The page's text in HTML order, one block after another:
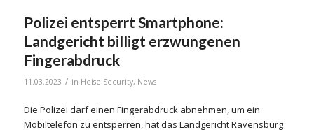
Polizei entsperrt Smartphone:
Landgericht billigt erzwungenen
Fingerabdruck
11.03.2023 / in Heise Security, News
Die Polizei darf einen Fingerabdruck abnehmen, um ein
Mobiltelefon zu entsperren, hat das Landgericht Ravensburg